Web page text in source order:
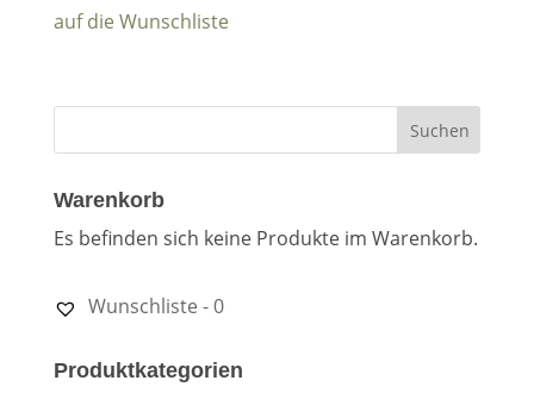
auf die Wunschliste
Warenkorb
Es befinden sich keine Produkte im Warenkorb.
Wunschliste -0
Produktkategorien